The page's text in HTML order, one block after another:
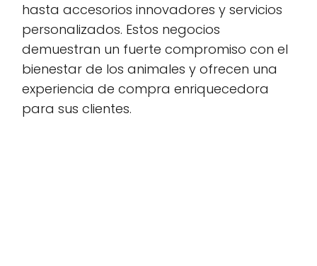
hasta accesorios innovadores y servicios
personalizados. Estos negocios
demuestran un fuerte compromiso con el
bienestar de los animales y ofrecen una
experiencia de compra enriquecedora
para sus clientes.